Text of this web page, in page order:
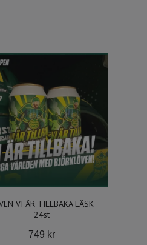
VI ÄR TILLBAKA LÄSK
24st
749 kr